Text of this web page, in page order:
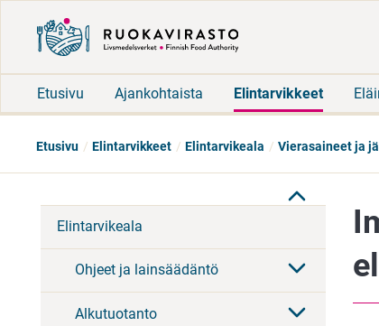
Etusivu Ajankohtaista Elintarvikkeet
Etusivu Elintarvikkeet Elintarvikeala Vierasaineet ja
Elintarvikeala
Ohjeet ja lainsäädäntö
Alkutuotanto